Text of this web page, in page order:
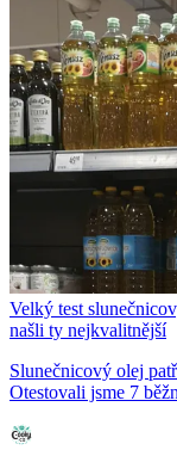
Velký test
našli ty nejkvalitnější
Slunečnicový olej
Otestovali jsme 7